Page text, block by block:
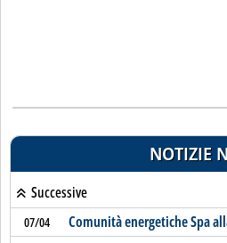
NOTIZIE
Successive
07/04 Comunità energetiche Spa